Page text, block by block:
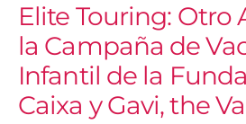
Elite Touring: Otro
la Campaña de
Infantil de la
Caixa y Gavi, the